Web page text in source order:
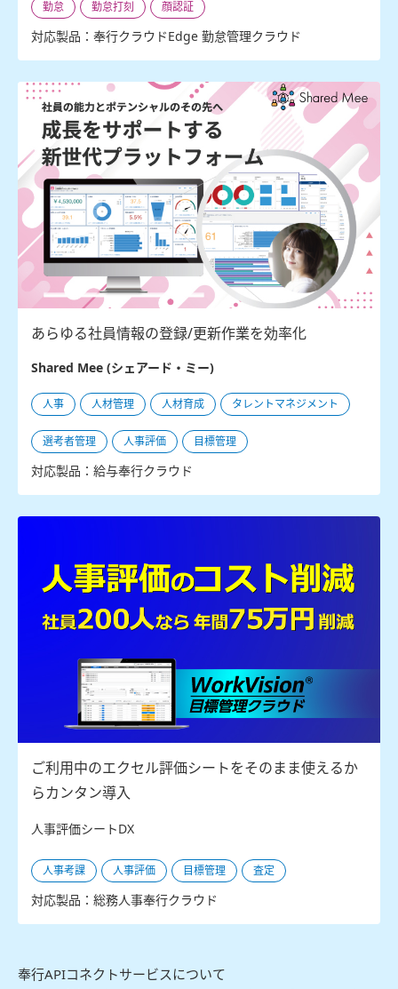
勤怠 勤怠打刻 顔認証
対応製品：奉行クラウドEdge 勤怠管理クラウド
あらゆる社員情報の登録/更新作業を効率化
Shared Mee (シェアード・ミー)
人事 人材管理 人材育成 タレントマネジメント
選考者管理 人事評価 目標管理
対応製品：給与奉行クラウド
ご利用中のエクセル評価シートをそのまま使えるか
らカンタン導入
人事評価シートDX
人事考課 人事評価 目標管理 査定
対応製品：総務人事奉行クラウド
奉行APIコネクトサービスについて